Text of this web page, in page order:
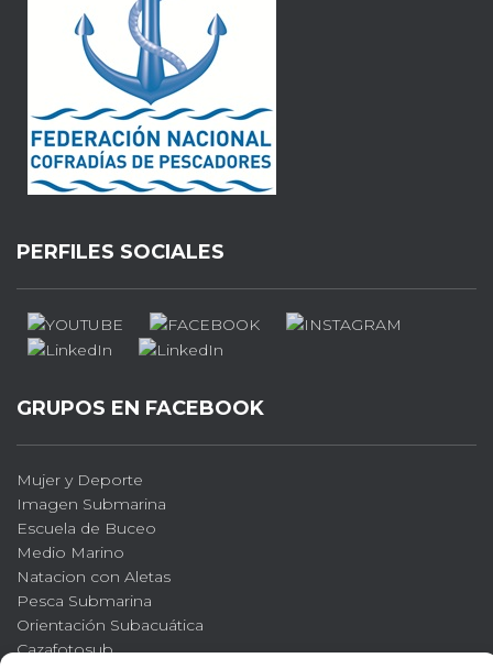
PERFILES SOCIALES
GRUPOS EN FACEBOOK
Mujer y Deporte
Imagen Submarina
Escuela de Buceo
Medio Marino
Natacion con Aletas
Pesca Submarina
Orientación Subacuática
Cazafotosub